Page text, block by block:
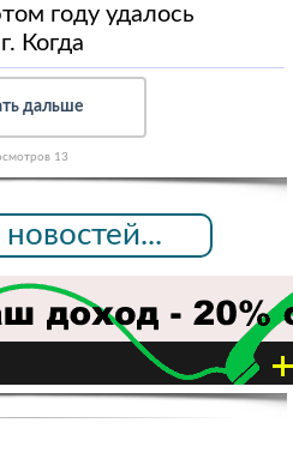
году удалось
Когда
дальше
13